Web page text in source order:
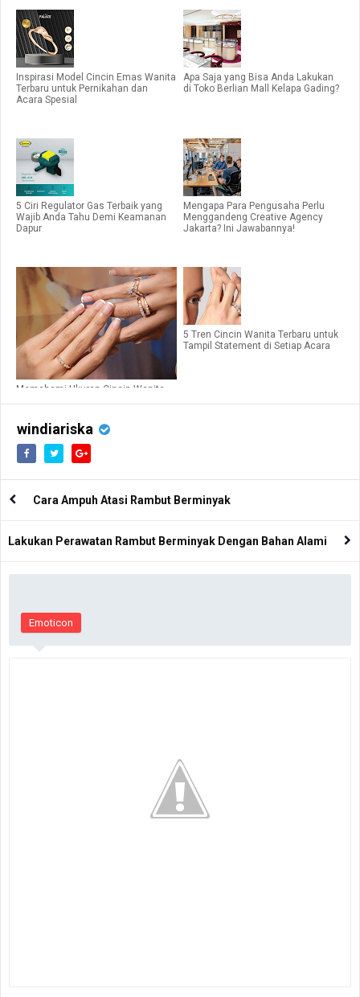
Inspirasi Model Cincin Emas Wanita
Terbaru untuk Pernikahan dan
Acara Spesial
Apa Saja yang Bisa Anda Lakukan
di Toko Berlian Mall Kelapa Gading?
5 Ciri Regulator Gas Terbaik yang
Wajib Anda Tahu Demi Keamanan
Dapur
Mengapa Para Pengusaha Perlu
Menggandeng Creative Agency
Jakarta? Ini Jawabannya!
Memahami Ukuran Cincin Wanita
5 Tren Cincin Wanita Terbaru untuk
Tampil Statement di Setiap Acara
windiariska
Cara Ampuh Atasi Rambut Berminyak
Lakukan Perawatan Rambut Berminyak Dengan Bahan Alami
Emoticon